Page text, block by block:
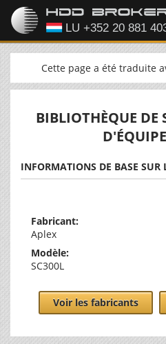
Cette page a été traduite
BIBLIOTHÈQUE DE
INFORMATIONS DE BASE SUR
Fabricant:
Aplex
Modèle:
SC300L
Voir les fabricants